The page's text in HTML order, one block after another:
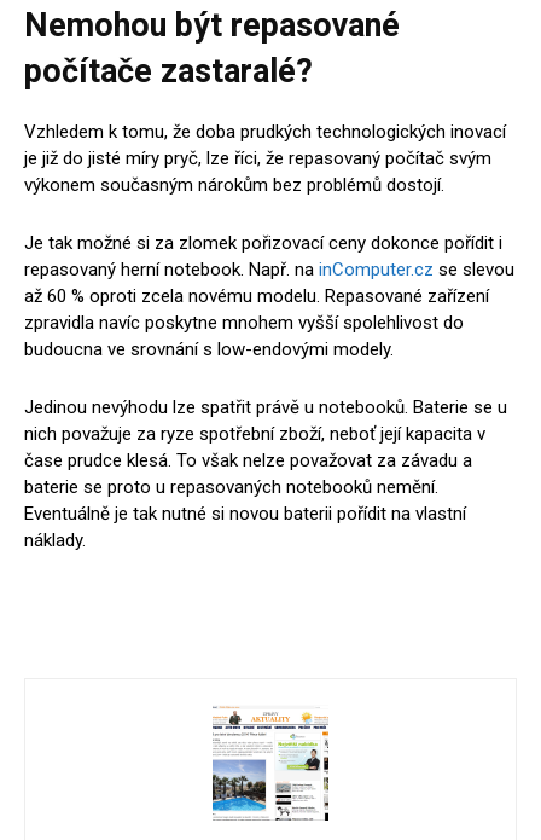
Nemohou být repasované
počítače zastaralé?
Vzhledem k tomu, že doba prudkých technologických inovací
je již do jisté míry pryč, lze říci, že repasovaný počítač svým
výkonem současným nárokům bez problémů dostojí.
Je tak možné si za zlomek pořizovací ceny dokonce pořídit i
repasovaný herní notebook. Např. na inComputer.cz se slevou
až 60 % oproti zcela novému modelu. Repasované zařízení
zpravidla navíc poskytne mnohem vyšší spolehlivost do
budoucna ve srovnání s low-endovými modely.
Jedinou nevýhodu lze spatřit právě u notebooků. Baterie se u
nich považuje za ryze spotřební zboží, neboť její kapacita v
čase prudce klesá. To však nelze považovat za závadu a
baterie se proto u repasovaných notebooků nemění.
Eventuálně je tak nutné si novou baterii pořídit na vlastní
náklady.